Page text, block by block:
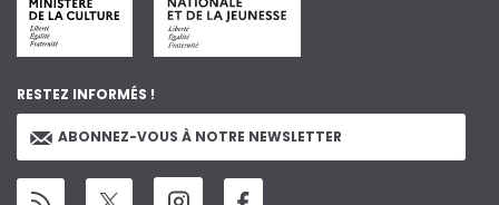
RESTEZ INFORMÉS !
ABONNEZ-VOUS À NOTRE NEWSLETTER